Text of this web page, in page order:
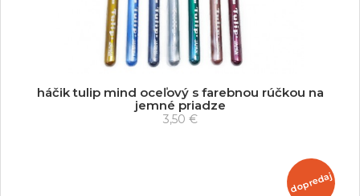
háčik tulip mind oceľový s farebnou rúčkou na
jemné priadze
3,50 €
dopredaj